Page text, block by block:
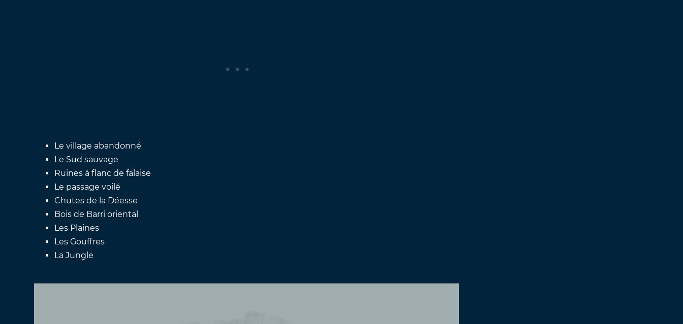
Le village abandonné
Le Sud sauvage
Ruines à flanc de falaise
Le passage voilé
Chutes de la Déesse
Bois de Barri oriental
Les Plaines
Les Gouffres
La Jungle